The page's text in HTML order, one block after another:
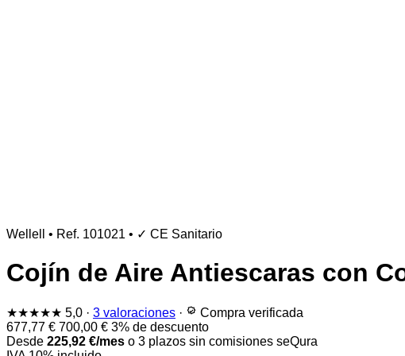
Wellell • Ref. 101021 • ✓ CE Sanitario
Cojín de Aire Antiescaras con
★★★★★ 5,0 · 3 valoraciones ·
Compra verificada
677,77 € 700,00 € 3% de descuento
Desde 225,92 €/mes o 3 plazos sin comisiones seQura